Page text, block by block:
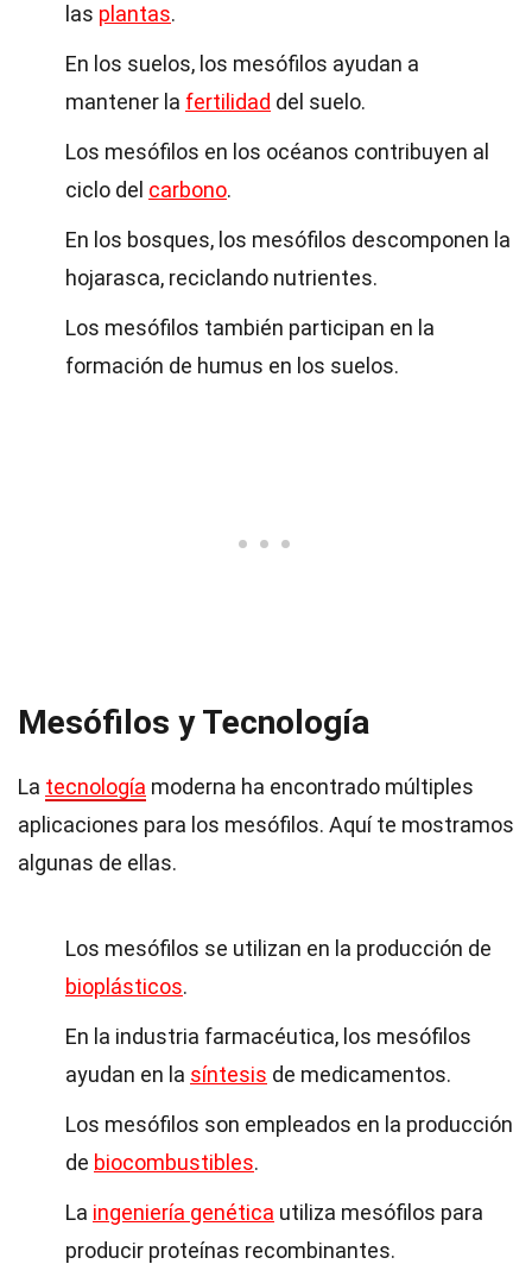
las plantas.
En los suelos, los mesófilos ayudan a
mantener la fertilidad del suelo.
Los mesófilos en los océanos contribuyen al
ciclo del carbono.
En los bosques, los mesófilos descomponen la
hojarasca, reciclando nutrientes.
Los mesófilos también participan en la
formación de humus en los suelos.
Mesófilos y Tecnología
La tecnología moderna ha encontrado múltiples
aplicaciones para los mesófilos. Aquí te mostramos
algunas de ellas.
Los mesófilos se utilizan en la producción de
bioplásticos.
En la industria farmacéutica, los mesófilos
ayudan en la síntesis de medicamentos.
Los mesófilos son empleados en la producción
de biocombustibles.
La ingeniería genética utiliza mesófilos para
producir proteínas recombinantes.